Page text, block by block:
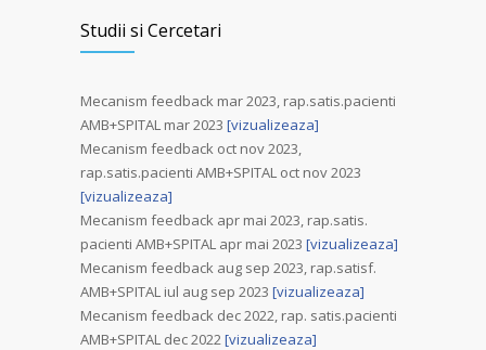
Studii si Cercetari
Mecanism feedback mar 2023, rap.satis.pacienti
AMB+SPITAL mar 2023 [vizualizeaza]
Mecanism feedback oct nov 2023,
rap.satis.pacienti AMB+SPITAL oct nov 2023
[vizualizeaza]
Mecanism feedback apr mai 2023, rap.satis.
pacienti AMB+SPITAL apr mai 2023 [vizualizeaza]
Mecanism feedback aug sep 2023, rap.satisf.
AMB+SPITAL iul aug sep 2023 [vizualizeaza]
Mecanism feedback dec 2022, rap. satis.pacienti
AMB+SPITAL dec 2022[vizualizeaza]